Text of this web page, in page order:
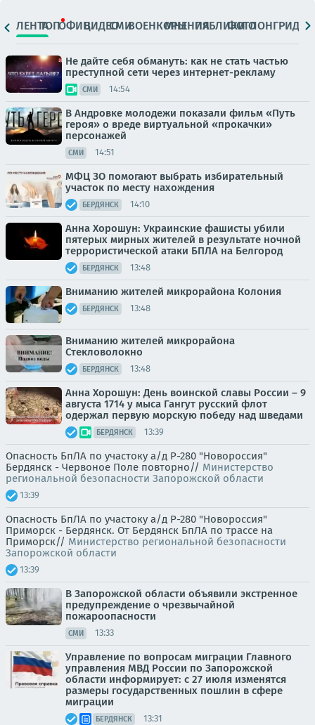
ЛЕНТАТОПОФИЦ.ВИДЕОСМИВОЕНКОРЫМНЕНИЯПАБЛИКИ
ФОТОЛОНГРИДЫ
Не дайте себя обмануть: как не стать частью
преступной сети через интернет-рекламу
СМИ 14:54
В Андровке молодежи показали фильм «Путь
героя» о вреде виртуальной «прокачки»
персонажей
СМИ 14:51
МФЦ ЗО помогают выбрать избирательный
участок по месту нахождения
БЕРДЯНСК 14:10
Анна Хорошун: Украинские фашисты убили
пятерых мирных жителей в результате ночной
террористической атаки БПЛА на Белгород
БЕРДЯНСК 13:48
Вниманию жителей микрорайона Колония
БЕРДЯНСК 13:48
Вниманию жителей микрорайона
Стекловолокно
БЕРДЯНСК 13:48
Анна Хорошун: День воинской славы России – 9
августа 1714 у мыса Гангут русский флот
одержал первую морскую победу над шведами
БЕРДЯНСК 13:39
Опасность БпЛА по участоку а/д Р-280 "Новороссия"
Бердянск - Червоное Поле повторно// Министерство
региональной безопасности Запорожской области
13:39
Опасность БпЛА по участоку а/д Р-280 "Новороссия"
Приморск - Бердянск. От Бердянск БпЛА по трассе на
Приморск// Министерство региональной безопасности
Запорожской области
13:39
В Запорожской области объявили экстренное
предупреждение о чрезвычайной
пожароопасности
СМИ 13:33
Управление по вопросам миграции Главного
управления МВД России по Запорожской
области информирует: с 27 июля изменятся
размеры государственных пошлин в сфере
миграции
БЕРДЯНСК 13:31